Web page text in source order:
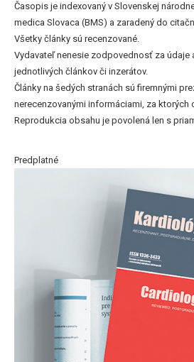
Časopis je indexovaný v Slovenskej
medica Slovaca (BMS) a zaradený do
Všetky články sú recenzované.
Vydavateľ nenesie zodpovednosť za údaje
jednotlivých článkov či inzerátov.
Články na šedých stranách sú firemnými
nerecenzovanými informáciami, za ktorých
Reprodukcia obsahu je povolená len s
Predplatné